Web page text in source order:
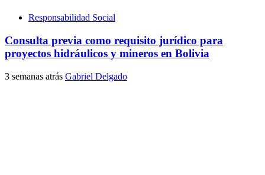
Responsabilidad Social
Consulta previa como requisito jurídico para
proyectos hidráulicos y mineros en Bolivia
3 semanas atrás Gabriel Delgado